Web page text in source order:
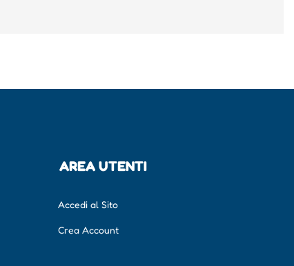
AREA UTENTI
Accedi al Sito
Crea Account